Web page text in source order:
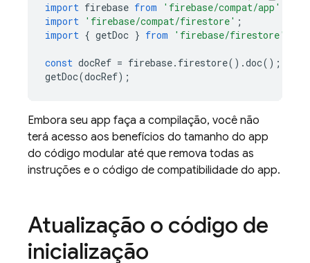
import firebase from 'firebase/compat/app'
import 'firebase/compat/firestore' ;
import { getDoc } from 'firebase/firestore'
const docRef = firebase. firestore().doc();
getDoc(docRef);
Embora seu app faça a compilação, você não
terá acesso aos benefícios do tamanho do app
do código modular até que remova todas as
instruções e o código de compatibilidade do app.
Atualização o código de
inicialização